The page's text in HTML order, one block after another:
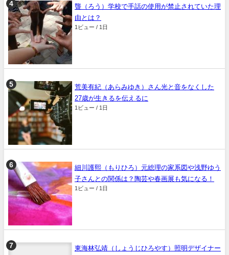
聾（ろう）学校で手話の使用が禁止されていた理
由とは？
1ビュー / 1日
荒美有紀（あらみゆき）さん光と音をなくした
27歳が生きるを伝えるに
1ビュー / 1日
細川護熙（もりひろ）元総理の家系図や浅野ゆう
子さんとの関係は？陶芸や春画展も気になる！
1ビュー / 1日
東海林弘靖（しょうじひろやす）照明デザイナー